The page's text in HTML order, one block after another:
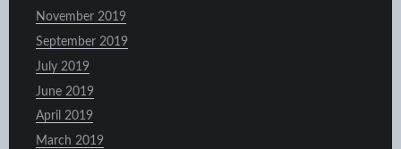
November 2019
September 2019
July 2019
June 2019
April 2019
March 2019